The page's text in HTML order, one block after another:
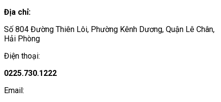
Địa chỉ:
Số 804 Đường Thiên Lôi, Phường Kênh Dương, Quận Lê Chân,
Hải Phòng
Điện thoại:
0225.730.1222
Email: